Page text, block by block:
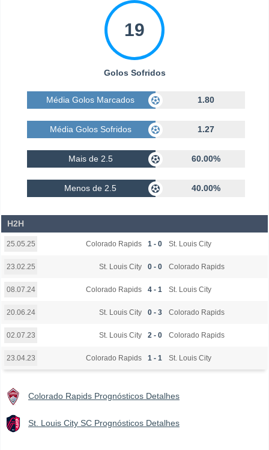
19
Golos Sofridos
Média Golos Marcados 1.80
Média Golos Sofridos 1.27
Mais de 2.5 60.00%
Menos de 2.5 40.00%
H2H
25.05.25 Colorado Rapids 1 - 0 St. Louis City
23.02.25 St. Louis City 0 - 0 Colorado Rapids
08.07.24 Colorado Rapids 4 - 1 St. Louis City
20.06.24 St. Louis City 0 - 3 Colorado Rapids
02.07.23 St. Louis City 2 - 0 Colorado Rapids
23.04.23 Colorado Rapids 1 - 1 St. Louis City
Colorado Rapids Prognósticos Detalhes
St. Louis City SC Prognósticos Detalhes